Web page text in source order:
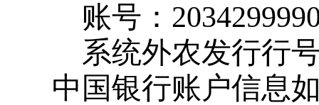
账号：
系统外农发行行
中国银行账户信息